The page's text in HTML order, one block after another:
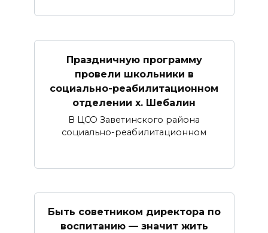
Праздничную программу
провели школьники в
социально-реабилитационном
отделении х. Шебалин
В ЦСО Заветинского района
социально-реабилитационном
Быть советником директора по
воспитанию — значит жить